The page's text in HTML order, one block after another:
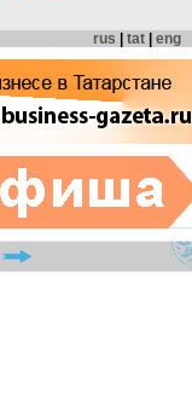
rus tat eng